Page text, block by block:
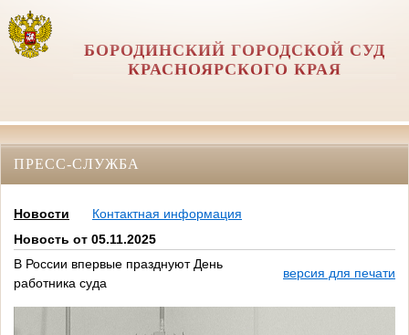
БОРОДИНСКИЙ ГОРОДСКОЙ СУД
КРАСНОЯРСКОГО КРАЯ
ПРЕСС-СЛУЖБА
Новости
Контактная информация
Новость от 05.11.2025
В России впервые празднуют День
работника суда
версия для печати